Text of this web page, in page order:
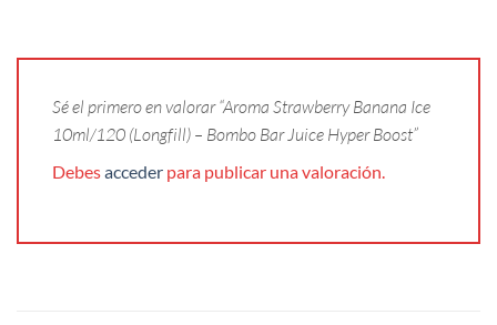
Sé el primero en valorar “Aroma Strawberry Banana Ice
10ml/120 (Longfill) – Bombo Bar Juice Hyper Boost”
Debesacceder para publicar una valoración.